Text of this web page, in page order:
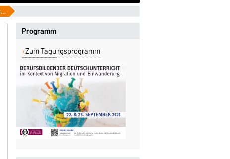
Online-Tagung: Berufsbildender Deutschunterricht im Kontext von Migration und Einwanderung – Interdisziplinäre und internationale Perspektiven
Programm
Zum Tagungsprogramm